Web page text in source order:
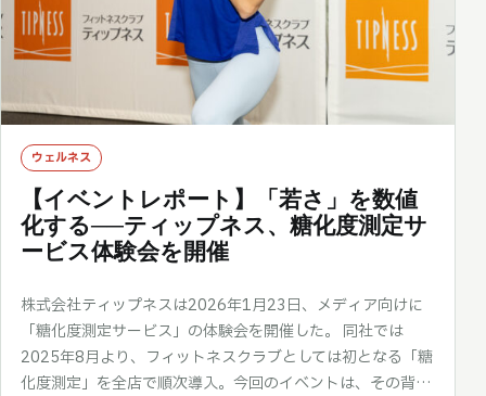
ウェルネス
【イベントレポート】「若さ」を数値
化する──ティップネス、糖化度測定サ
ービス体験会を開催
株式会社ティップネスは2026年1月23日、メディア向けに
「糖化度測定サービス」の体験会を開催した。 同社では
2025年8月より、フィットネスクラブとしては初となる「糖
化度測定」を全店で順次導入。今回のイベントは、その背…